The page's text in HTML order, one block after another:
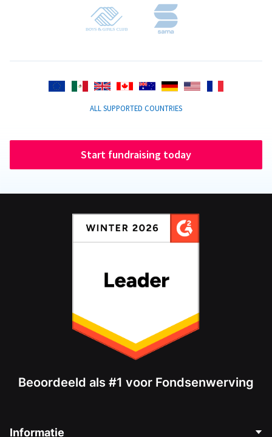
ALL SUPPORTED COUNTRIES
Start fundraising today
Beoordeeld als #1 voor Fondsenwerving
Informatie